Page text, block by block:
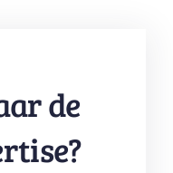
de